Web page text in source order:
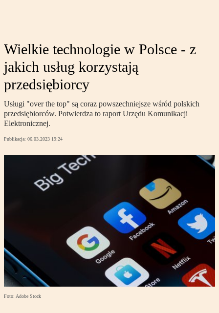
Wielkie technologie w Polsce - z
jakich usług korzystają
przedsiębiorcy
Usługi "over the top" są coraz powszechniejsze wśród polskich
przedsiębiorców. Potwierdza to raport Urzędu Komunikacji
Elektronicznej.
Publikacja: 06.03.2023 19:24
Foto: Adobe Stock